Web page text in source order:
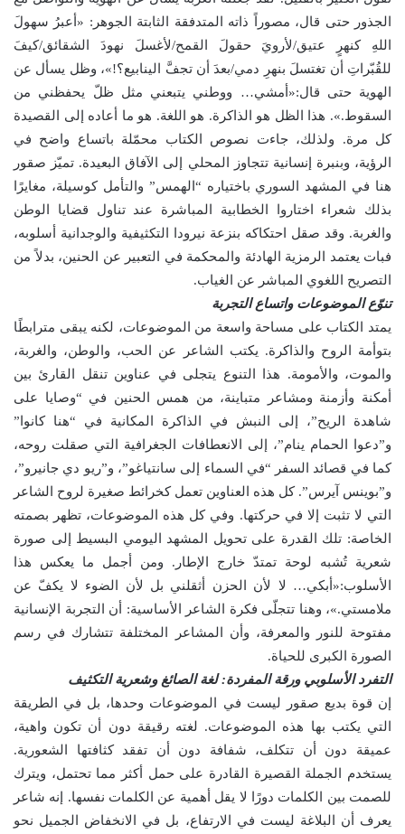
الجذور حتى قال، مصوراً ذاته المتدفقة الثابتة الجوهر: «أعبرُ سهولَ
اللهِ كنهرٍ عتيق/لأرويَ حقولَ القمح/لأغسلَ نهودَ الشقائق/كيفَ
للقُبّراتِ أن تغتسلَ بنهرِ دمي/بعدَ أن تجفَّ الينابيع؟!»، وظل يسأل عن
الهوية حتى قال:«أمشي… ووطني يتبعني مثل ظلّ يحفظني من
السقوط.». هذا الظل هو الذاكرة. هو اللغة. هو ما أعاده إلى القصيدة
كل مرة. ولذلك، جاءت نصوص الكتاب محمّلة باتساع واضح في
الرؤية، وبنبرة إنسانية تتجاوز المحلي إلى الآفاق البعيدة. تميّز صقور
هنا في المشهد السوري باختياره “الهمس” والتأمل كوسيلة، مغايرًا
بذلك شعراء اختاروا الخطابية المباشرة عند تناول قضايا الوطن
والغربة. وقد صقل احتكاكه بنزعة نيرودا التكثيفية والوجدانية أسلوبه،
فبات يعتمد الرمزية الهادئة والمحكمة في التعبير عن الحنين، بدلاً من
التصريح اللغوي المباشر عن الغياب.
تنوّع الموضوعات واتساع التجربة
يمتد الكتاب على مساحة واسعة من الموضوعات، لكنه يبقى مترابطًا
بتوأمة الروح والذاكرة. يكتب الشاعر عن الحب، والوطن، والغربة،
والموت، والأمومة. هذا التنوع يتجلى في عناوين تنقل القارئ بين
أمكنة وأزمنة ومشاعر متباينة، من همس الحنين في “وصايا على
شاهدة الريح”، إلى النبش في الذاكرة المكانية في “هنا كانوا”
و”دعوا الحمام ينام”، إلى الانعطافات الجغرافية التي صقلت روحه،
كما في قصائد السفر “في السماء إلى سانتياغو”، و”ريو دي جانيرو”،
و”بوينس آيرس”. كل هذه العناوين تعمل كخرائط صغيرة لروح الشاعر
التي لا تثبت إلا في حركتها. وفي كل هذه الموضوعات، تظهر بصمته
الخاصة: تلك القدرة على تحويل المشهد اليومي البسيط إلى صورة
شعرية تُشبه لوحة تمتدّ خارج الإطار. ومن أجمل ما يعكس هذا
الأسلوب:«أبكي… لا لأن الحزن أثقلني بل لأن الضوء لا يكفّ عن
ملامستي.»، وهنا تتجلّى فكرة الشاعر الأساسية: أن التجربة الإنسانية
مفتوحة للنور والمعرفة، وأن المشاعر المختلفة تتشارك في رسم
الصورة الكبرى للحياة.
التفرد الأسلوبي ورقة المفردة: لغة الصائغ وشعرية التكثيف
إن قوة بديع صقور ليست في الموضوعات وحدها، بل في الطريقة
التي يكتب بها هذه الموضوعات. لغته رقيقة دون أن تكون واهية،
عميقة دون أن تتكلف، شفافة دون أن تفقد كثافتها الشعورية.
يستخدم الجملة القصيرة القادرة على حمل أكثر مما تحتمل، ويترك
للصمت بين الكلمات دورًا لا يقل أهمية عن الكلمات نفسها. إنه شاعر
يعرف أن البلاغة ليست في الارتفاع، بل في الانخفاض الجميل نحو